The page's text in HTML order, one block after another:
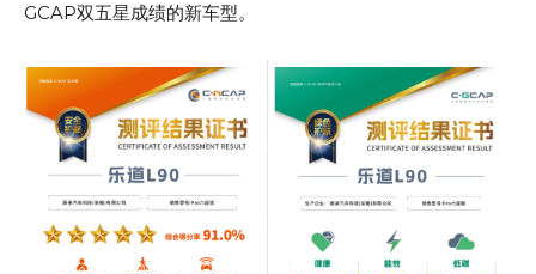
GCAP双五星成绩的新车型。